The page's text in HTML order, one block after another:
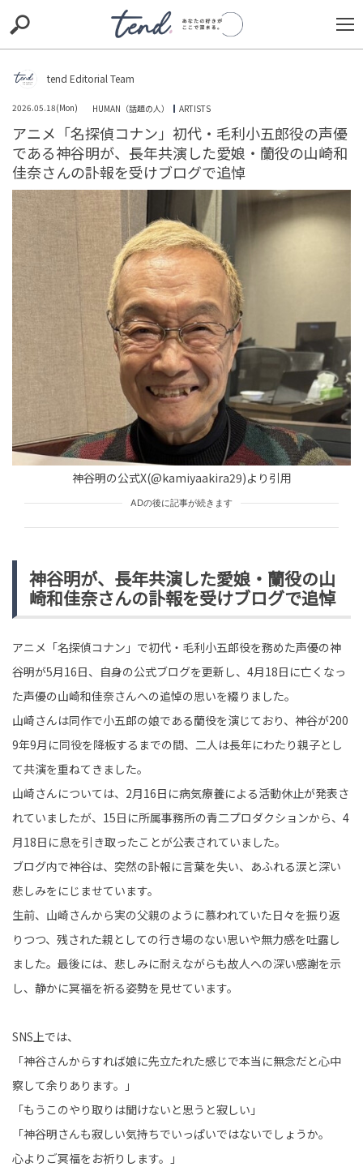
trill nordot RECOMMEND ARENA TOP
あなたはどのタイプ？レストランで注文が通ってないと
言われた時の反応から、あなたの性格を探る【心理テス
ト】
TREND（トレンド深堀）
SELF
tend Editorial Team
「たった1ヶ月で凄すぎる・・」と驚きの声！『ＤＯＷＮ
ＴＯＷＮ＋』、20日で会員50万人突破！
HUMAN（話題の人）
ENTERTAINMENT
って不満を吐露
HUMAN（話題の人）
ENTERTAINMENT
tend Editorial Team
tend Editorial Team
2026.05.18(Mon) HUMAN（話題の人） ARTISTS
アニメ「名探偵コナン」初代・毛利小五郎役の声優
である神谷明が、長年共演した愛娘・蘭役の山崎和
佳奈さんの訃報を受けブログで追悼
神谷明の公式X(@kamiyaakira29)より引用
ADの後に記事が続きます
神谷明が、長年共演した愛娘・蘭役の山
崎和佳奈さんの訃報を受けブログで追悼
アニメ「名探偵コナン」で初代・毛利小五郎役を務めた声優の神
谷明が5月16日、自身の公式ブログを更新し、4月18日に亡くなっ
た声優の山崎和佳奈さんへの追悼の思いを綴りました。
山崎さんは同作で小五郎の娘である蘭役を演じており、神谷が200
9年9月に同役を降板するまでの間、二人は長年にわたり親子とし
て共演を重ねてきました。
山崎さんについては、2月16日に病気療養による活動休止が発表さ
れていましたが、15日に所属事務所の青二プロダクションから、4
月18日に息を引き取ったことが公表されていました。
ブログ内で神谷は、突然の訃報に言葉を失い、あふれる涙と深い
悲しみをにじませています。
生前、山崎さんから実の父親のように慕われていた日々を振り返
りつつ、残された親としての行き場のない思いや無力感を吐露し
ました。最後には、悲しみに耐えながらも故人への深い感謝を示
し、静かに冥福を祈る姿勢を見せています。
SNS上では、
「神谷さんからすれば娘に先立たれた感じで本当に無念だと心中
察して余りあります。」
「もうこのやり取りは聞けないと思うと寂しい」
「神谷明さんも寂しい気持ちでいっぱいではないでしょうか。
心よりご冥福をお祈りします。」